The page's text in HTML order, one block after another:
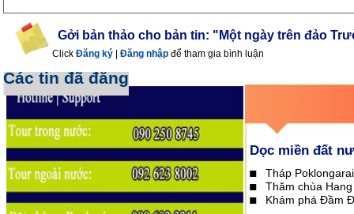
Gởi bản thảo cho bản tin: "Một ngày trên đảo
Click Đăng ký Đăng nhập để tham gia bình luận
Các tin đã đăng
Dọc miền đất
Tháp
Thăm chùa Hang
Khám phá Đầm